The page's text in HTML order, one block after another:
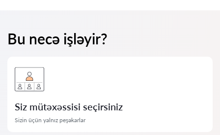
Bu necə işləyir?
Siz mütəxəssisi seçirsiniz
Sizin üçün yalnız peşəkarlar